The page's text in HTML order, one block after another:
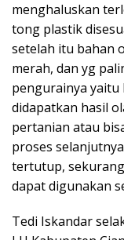
menghaluskan
tong plastik
setelah itu bahan
merah, dan yg
pengurainya
didapatkan hasil
pertanian atau
proses
tertutup,
dapat digunakan
Tedi Iskandar